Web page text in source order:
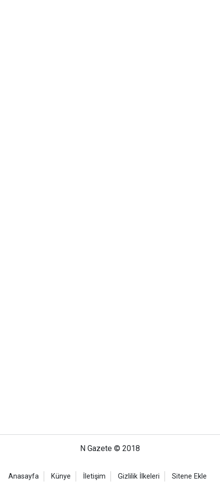
N Gazete © 2018
Anasayfa Künye İletişim Gizlilik İlkeleri Sitene Ekle